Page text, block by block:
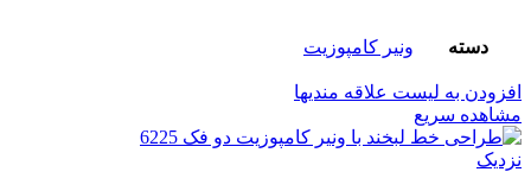
دسته ونیر کامپوزیت
افزودن به لیست علاقه مندیها
مشاهده سریع
نزدیک